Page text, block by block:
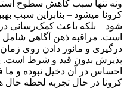
ونه تنها سبب کاهش سطوح
کرونا میشود – بنابراین سبب
شود – بلکه باعث کمک‌رسانی
است. مراقبه ذهن آگاهی
درگیری و مانور دادن روی زمان
پذیرش بدون قید و شرط است.
احساس در آن دخیل نبوده و
کرونا در حال تجربه لحظه حال